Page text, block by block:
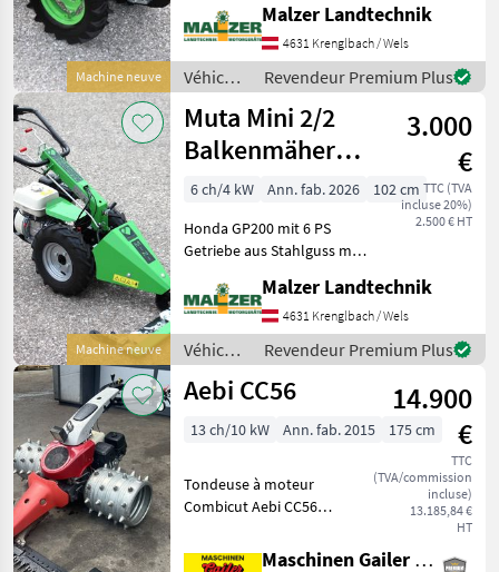
Machine neuve
Lenkholm 180 ° drehbar,
höhen- und
seitenverstellbar
Feststellbremse Ölbad-
Mähantrieb mit 130,
Malzer Landtechnik
4631 Krenglbach / Wels
Véhicules
agricoles
à
moteur /
Muta
Revendeur Premium Plus
Machine neuve
Muta Mini 2/2
Balkenmäher
Motormäher
3.000
€
TTC (TVA
incluse 20%)
2.500 € HT
6 ch/4 kW Ann. fab. 2026
102 cm
Honda GP200 mit 6 PS
Getriebe aus Stahlguss mit
Retourgängen Bereifung
4.00 - 8 Lenkholm 180 °
drehbar, höhen- und
seitenverstellbar Exzenter-
M
Malzer Landtechnik
4631 Krenglbach / Wels
Véhicules
agricoles
à
Muta
Revendeur Premium Plus
Aebi CC56
14.900
€
TTC
(TVA/commission
incluse)
13.185,84 €
HT
13 ch/10 kW Ann. fab. 2015 175 cm
Tondeuse à moteur
Combicut Aebi CC56
GX390 à essence de 13 PS, 1
Maschinen Gailer GmbH